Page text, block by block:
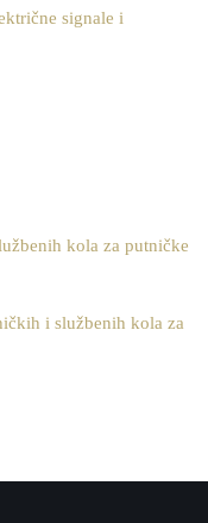
signale i
kola za putničke
i službenih kola za